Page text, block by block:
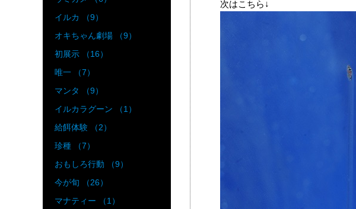
次はこちら↓
イルカ （9）
オキちゃん劇場 （9）
初展示 （16）
唯一 （7）
マンタ （9）
イルカラグーン （1）
給餌体験 （2）
珍種 （7）
おもしろ行動 （9）
今が旬 （26）
マナティー （1）